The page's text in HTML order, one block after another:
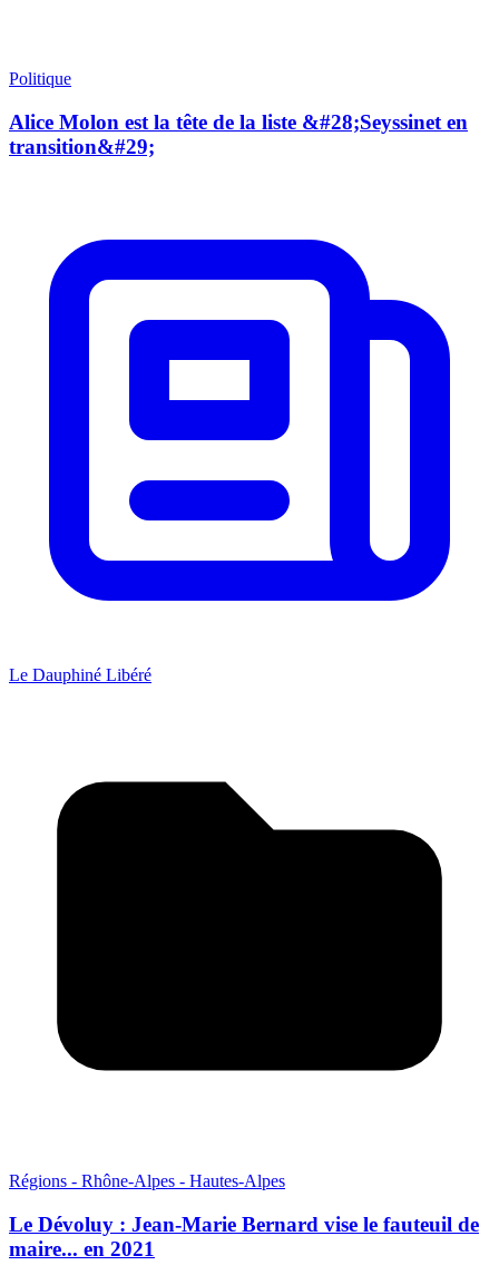
Politique
Alice Molon est la tête de la liste &#28;Seyssinet en
transition&#29;
Le Dauphiné Libéré
Régions - Rhône-Alpes - Hautes-Alpes
Le Dévoluy : Jean-Marie Bernard vise le fauteuil de
maire... en 2021